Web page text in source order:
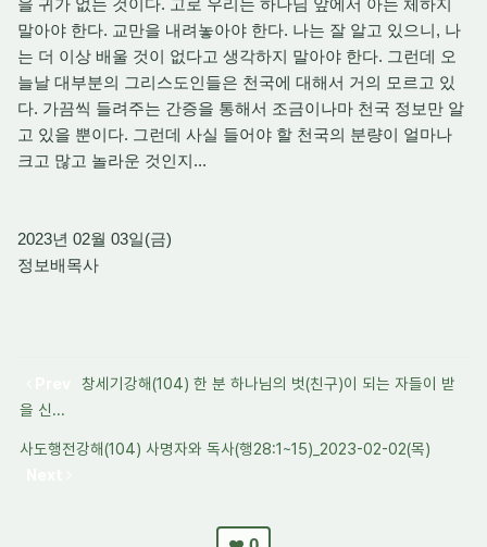
을 귀가 없는 것이다. 고로 우리는 하나님 앞에서 아는 체하지
말아야 한다. 교만을 내려놓아야 한다. 나는 잘 알고 있으니, 나
는 더 이상 배울 것이 없다고 생각하지 말아야 한다. 그런데 오
늘날 대부분의 그리스도인들은 천국에 대해서 거의 모르고 있
다. 가끔씩 들려주는 간증을 통해서 조금이나마 천국 정보만 알
고 있을 뿐이다. 그런데 사실 들어야 할 천국의 분량이 얼마나
크고 많고 놀라운 것인지...
2023년 02월 03일(금)
정보배목사
창세기강해(104) 한 분 하나님의 벗(친구)이 되는 자들이 받
을 신...
사도행전강해(104) 사명자와 독사(행28:1~15)_2023-02-02(목)